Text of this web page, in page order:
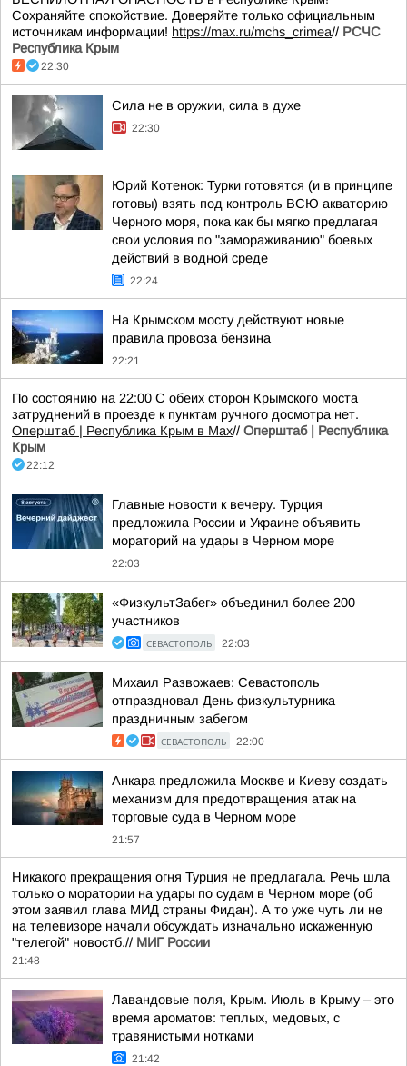
Сохраняйте спокойствие. Доверяйте только официальным
источникам информации! https://max.ru/mchs_crimea// РСЧС
Республика Крым
22:30
Сила не в оружии, сила в духе
22:30
Юрий Котенок: Турки готовятся (и в принципе
готовы) взять под контроль ВСЮ акваторию
Черного моря, пока как бы мягко предлагая
свои условия по "замораживанию" боевых
действий в водной среде
22:24
На Крымском мосту действуют новые
правила провоза бензина
22:21
По состоянию на 22:00 С обеих сторон Крымского моста
затруднений в проезде к пунктам ручного досмотра нет.
Оперштаб | Республика Крым в Мax// Оперштаб | Республика
Крым
22:12
Главные новости к вечеру. Турция
предложила России и Украине объявить
мораторий на удары в Черном море
22:03
«ФизкультЗабег» объединил более 200
участников
СЕВАСТОПОЛЬ 22:03
Михаил Развожаев: Севастополь
отпраздновал День физкультурника
праздничным забегом
СЕВАСТОПОЛЬ 22:00
Анкара предложила Москве и Киеву создать
механизм для предотвращения атак на
торговые суда в Черном море
21:57
Никакого прекращения огня Турция не предлагала. Речь шла
только о моратории на удары по судам в Черном море (об
этом заявил глава МИД страны Фидан). А то уже чуть ли не
на телевизоре начали обсуждать изначально искаженную
"телегой" новостб.// МИГ России
21:48
Лавандовые поля, Крым. Июль в Крыму – это
время ароматов: теплых, медовых, с
травянистыми нотками
21:42